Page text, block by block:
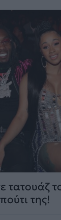
τατουάζ
της!